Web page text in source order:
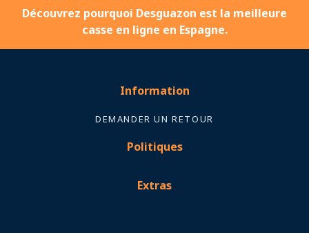
Découvrez pourquoi Desguazon est la meilleure
casse en ligne en Espagne.
Information
DEMANDER UN RETOUR
Politiques
Extras